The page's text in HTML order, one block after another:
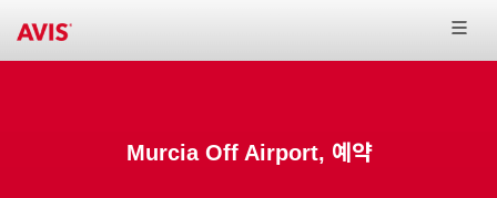
Murcia Off Airport, 예약